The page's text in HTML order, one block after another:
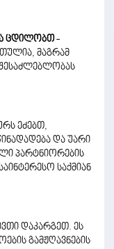
ცდილობთ-
მაგრამ
ეძებთ,
და უარი
პარტნიორების
საქმიან
დაკარგეთ. ეს
გამჟღავნების